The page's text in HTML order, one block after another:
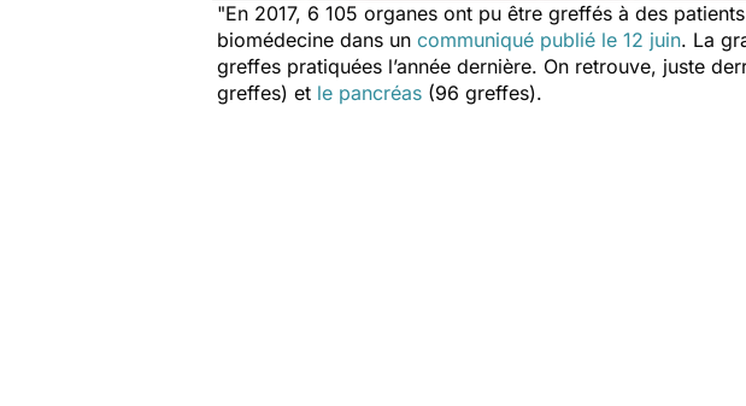
"En 2017, 6 105 organes ont pu être greffés à des
biomédecine dans un communiqué publié le 12 juin. La
greffes pratiquées l’année dernière. On retrouve, juste
greffes) et le pancréas (96 greffes).